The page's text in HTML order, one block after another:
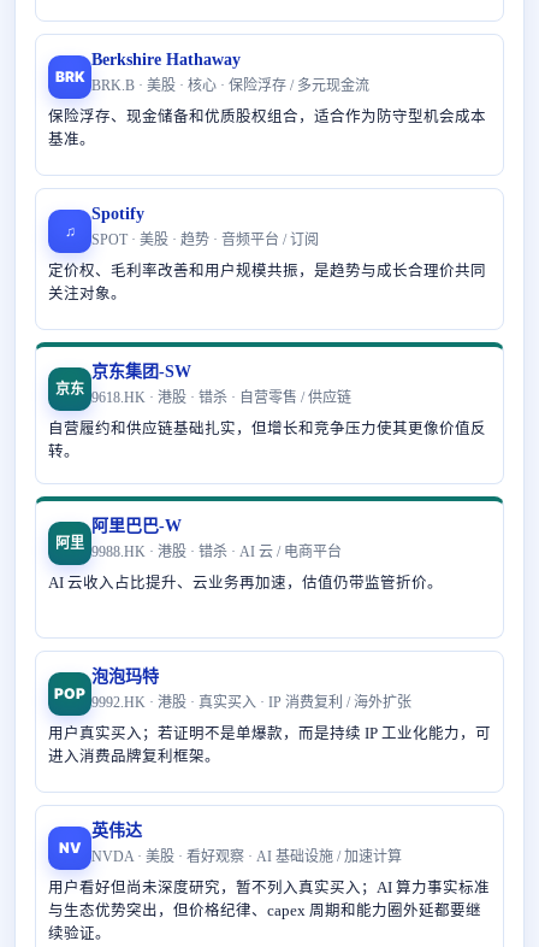
BRK
Berkshire Hathaway
BRK.B · 美股 · 核心 · 保险浮存 / 多元现金流
保险浮存、现金储备和优质股权组合，适合作为防守型机会成本
基准。
♫
Spotify
SPOT · 美股 · 趋势 · 音频平台 / 订阅
定价权、毛利率改善和用户规模共振，是趋势与成长合理价共同
关注对象。
京东
京东集团-SW
9618.HK · 港股 · 错杀 · 自营零售 / 供应链
自营履约和供应链基础扎实，但增长和竞争压力使其更像价值反
转。
阿里
阿里巴巴-W
9988.HK · 港股 · 错杀 · AI 云 / 电商平台
AI 云收入占比提升、云业务再加速，估值仍带监管折价。
POP
泡泡玛特
9992.HK · 港股 · 真实买入 · IP 消费复利 / 海外扩张
用户真实买入；若证明不是单爆款，而是持续 IP 工业化能力，可
进入消费品牌复利框架。
NV
英伟达
NVDA · 美股 · 看好观察 · AI 基础设施 / 加速计算
用户看好但尚未深度研究，暂不列入真实买入；AI 算力事实标准
与生态优势突出，但价格纪律、capex 周期和能力圈外延都要继
续验证。